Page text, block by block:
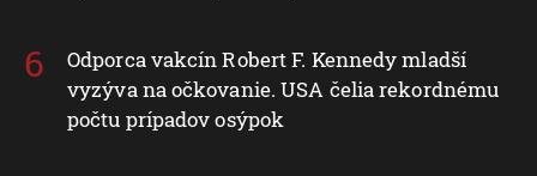
Odporca vakcín Robert F. Kennedy mladší
vyzýva na očkovanie. USA čelia rekordnému
počtu prípadov osýpok